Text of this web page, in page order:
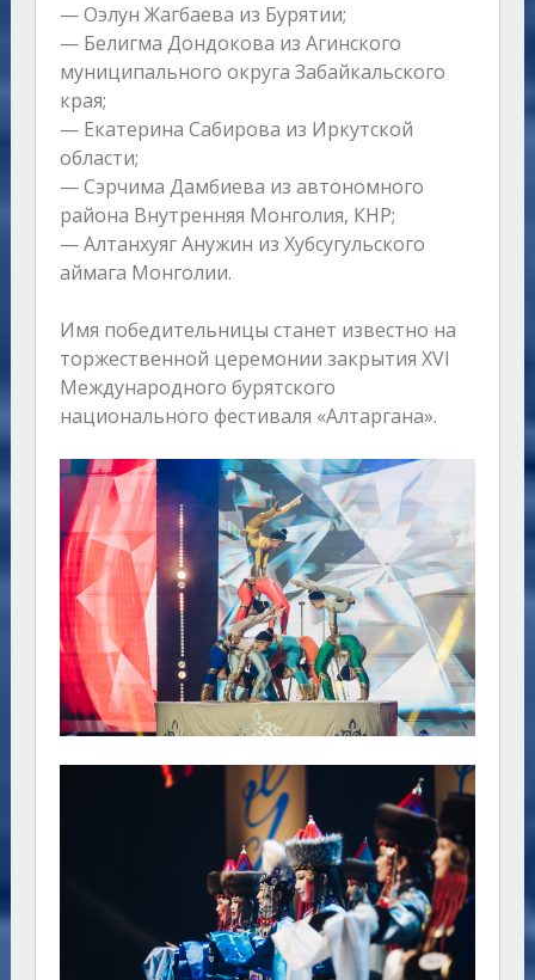
— Оэлун Жагбаева из Бурятии;
— Белигма Дондокова из Агинского
муниципального округа Забайкальского
края;
— Екатерина Сабирова из Иркутской
области;
— Сэрчима Дамбиева из автономного
района Внутренняя Монголия, КНР;
— Алтанхуяг Анужин из Хубсугульского
аймага Монголии.
Имя победительницы станет известно на
торжественной церемонии закрытия XVI
Международного бурятского
национального фестиваля «Алтаргана».